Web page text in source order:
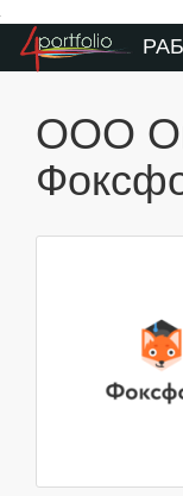
Преейти на главное
ООО